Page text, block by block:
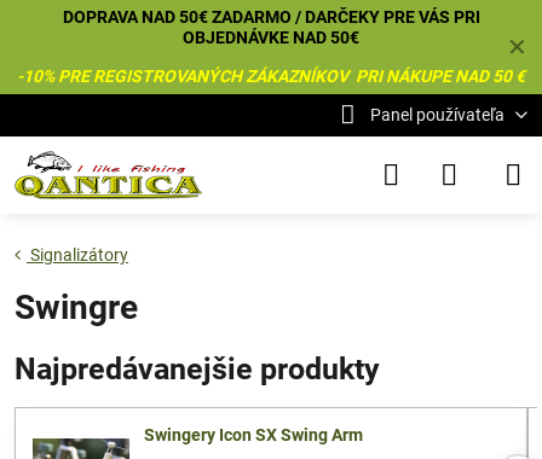
✕
DOPRAVA NAD 50€ ZADARMO / DARČEKY PRE VÁS PRI
OBJEDNÁVKE NAD 50€
-10% PRE REGISTROVANÝCH ZÁKAZNÍKOV PRI NÁKUPE NAD 50 €
Panel používateľa
Signalizátory
Swingre
Najpredávanejšie produkty
Swingery Icon SX Swing Arm